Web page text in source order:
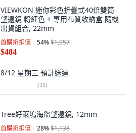
VIEWKON 迷你彩色折疊式40倍雙筒
望遠鏡 粉紅色 + 專用布質收納盒 隨機
出貨組合, 22mm
首購折扣價 54%$1,057
$484
8/12 星期三 預計送達
(25)
Tree好萊塢海盜望遠鏡, 12mm
首購折扣價 28%$1,138